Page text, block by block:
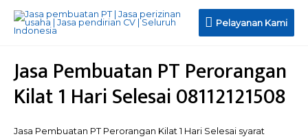
Pelayanan
Pelayanan Kami
Jasa Pembuatan PT Perorangan
Kilat 1 Hari Selesai 08112121508
Jasa Pembuatan PT Perorangan Kilat 1 Hari Selesai syarat